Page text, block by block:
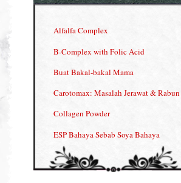
Alfalfa Complex
B-Complex with Folic Acid
Buat Bakal-bakal Mama
Carotomax: Masalah Jerawat & Rabun
Collagen Powder
ESP Bahaya Sebab Soya Bahaya
ESP Produk Shaklee Paling HOT